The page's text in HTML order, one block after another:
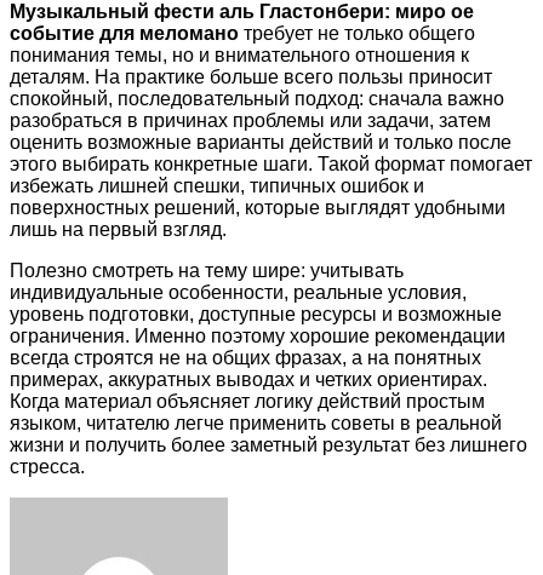
Музыкальный фести аль Гластонбери: миро ое
событие для меломано требует не только общего
понимания темы, но и внимательного отношения к
деталям. На практике больше всего пользы приносит
спокойный, последовательный подход: сначала важно
разобраться в причинах проблемы или задачи, затем
оценить возможные варианты действий и только после
этого выбирать конкретные шаги. Такой формат помогает
избежать лишней спешки, типичных ошибок и
поверхностных решений, которые выглядят удобными
лишь на первый взгляд.
Полезно смотреть на тему шире: учитывать
индивидуальные особенности, реальные условия,
уровень подготовки, доступные ресурсы и возможные
ограничения. Именно поэтому хорошие рекомендации
всегда строятся не на общих фразах, а на понятных
примерах, аккуратных выводах и четких ориентирах.
Когда материал объясняет логику действий простым
языком, читателю легче применить советы в реальной
жизни и получить более заметный результат без лишнего
стресса.